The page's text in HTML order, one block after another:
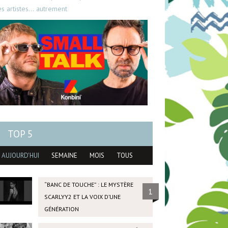
artistes… autrement
TOP 5
AUJOURD'HUI SEMAINE MOIS TOUS
“BANC DE TOUCHE” : LE MYSTÈRE
SCARLYY2 ET LA VOIX D’UNE
GÉNÉRATION
1